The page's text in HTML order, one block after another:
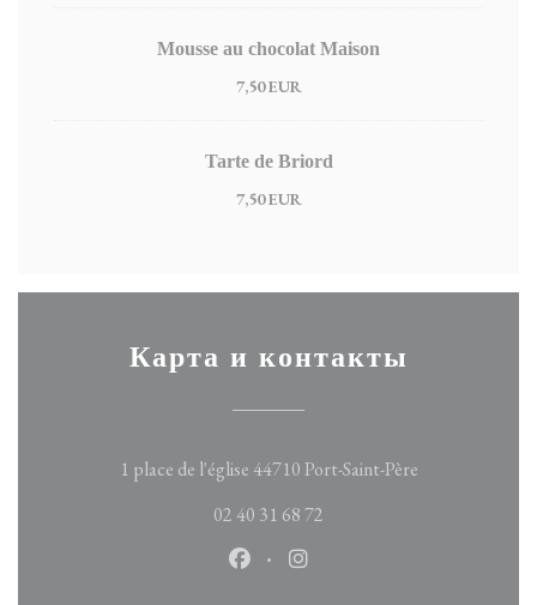
Mousse au chocolat Maison
7,50 EUR
Tarte de Briord
7,50 EUR
Карта и контакты
1 place de l'église 44710 Port-Saint-Père
02 40 31 68 72
Facebook ((открывается в
Instagram ((открывается